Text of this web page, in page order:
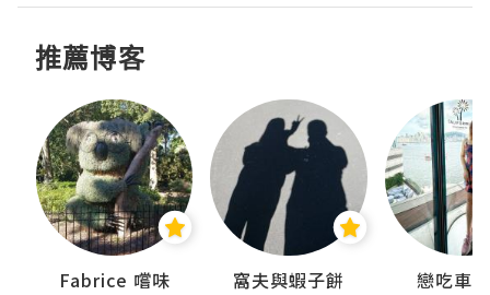
推薦博客
Fabrice 嚐味 窩夫與蝦子餅 戀吃車